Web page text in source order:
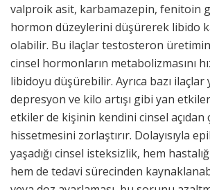
valproik asit, karbamazepin, fenitoin
hormon düzeylerini düşürerek libido
olabilir. Bu ilaçlar testosteron
cinsel hormonların metabolizmasını
libidoyu düşürebilir. Ayrıca bazı
depresyon ve kilo artışı gibi yan
etkiler de kişinin kendini cinsel açıdan
hissetmesini zorlaştırır. Dolayısıyla
yaşadığı cinsel isteksizlik, hem
hem de tedavi sürecinden